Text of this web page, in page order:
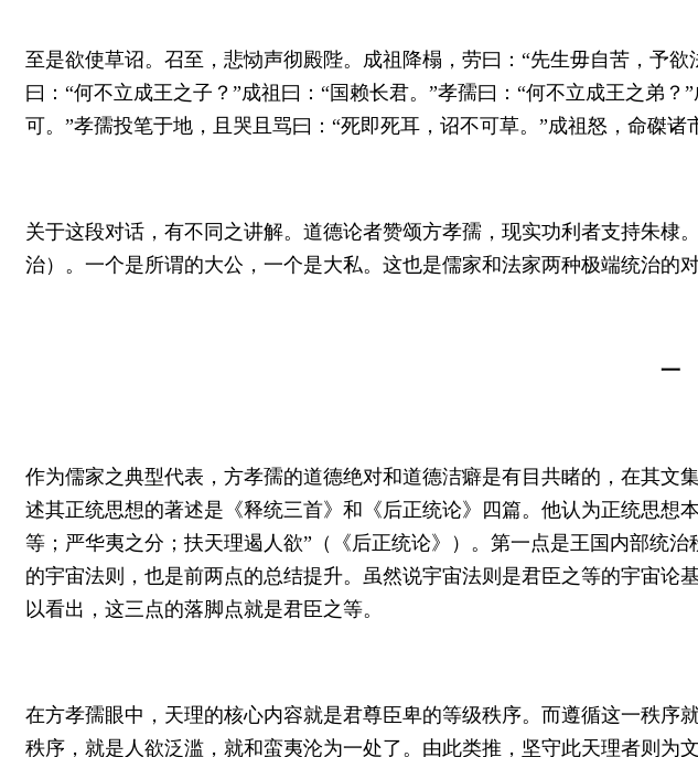
至是欲使草诏。召至，悲恸声彻殿陛。成祖降榻，劳曰：“先生毋自苦，予
曰：“何不立成王之子？”成祖曰：“国赖长君。”孝孺曰：“何不立成王之弟
可。”孝孺投笔于地，且哭且骂曰：“死即死耳，诏不可草。”成祖怒，命磔诸
关于这段对话，有不同之讲解。道德论者赞颂方孝孺，现实功利者支持朱
治）。一个是所谓的大公，一个是大私。这也是儒家和法家两种极端统治的对
一
作为儒家之典型代表，方孝孺的道德绝对和道德洁癖是有目共睹的，在其
述其正统思想的著述是《释统三首》和《后正统论》四篇。他认为正统思想
等；严华夷之分；扶天理遏人欲”（《后正统论》）。第一点是王国内部统
的宇宙法则，也是前两点的总结提升。虽然说宇宙法则是君臣之等的宇宙
以看出，这三点的落脚点就是君臣之等。
在方孝孺眼中，天理的核心内容就是君尊臣卑的等级秩序。而遵循这一秩序
秩序，就是人欲泛滥，就和蛮夷沦为一处了。由此类推，坚守此天理者则